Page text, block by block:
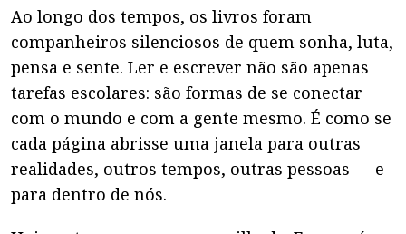
Ao longo dos tempos, os livros foram
companheiros silenciosos de quem sonha, luta,
pensa e sente. Ler e escrever não são apenas
tarefas escolares: são formas de se conectar
com o mundo e com a gente mesmo. É como se
cada página abrisse uma janela para outras
realidades, outros tempos, outras pessoas — e
para dentro de nós.